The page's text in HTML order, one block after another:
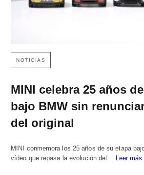
NOTICIAS
MINI celebra 25 años
bajo BMW sin
del original
MINI conmemora los 25 años de su etapa
vídeo que repasa la evolución del…
Leer más